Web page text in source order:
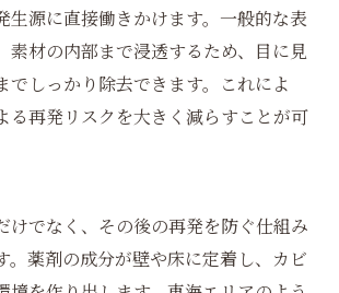
生源に直接働きかけます。一般的な表
素材の内部まで浸透するため、目に見
でしっかり除去できます。これによ
る再発リスクを大きく減らすことが可
けでなく、その後の再発を防ぐ仕組み
。薬剤の成分が壁や床に定着し、カビ